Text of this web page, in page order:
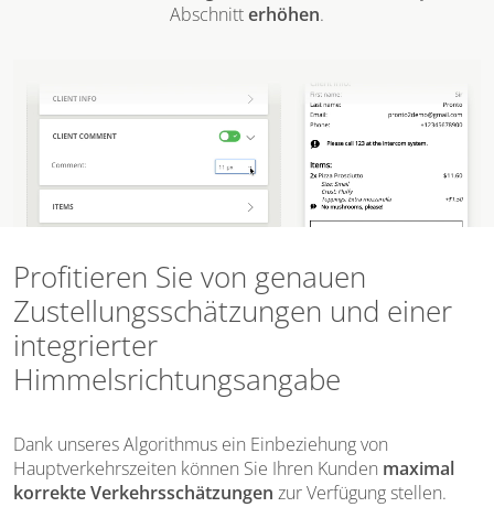
Abschnitterhöhen.
Profitieren Sie von genauen
Zustellungsschätzungen und einer
integrierter
Himmelsrichtungsangabe
Dank unseres Algorithmus ein Einbeziehung von
Hauptverkehrszeiten können Sie Ihren Kunden maximal
korrekte Verkehrsschätzungen zur Verfügung stellen.